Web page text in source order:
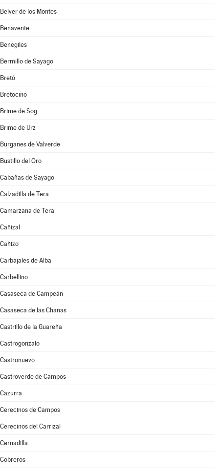
Belver de los Montes
Benavente
Benegiles
Bermillo de Sayago
Bretó
Bretocino
Brime de Sog
Brime de Urz
Burganes de Valverde
Bustillo del Oro
Cabañas de Sayago
Calzadilla de Tera
Camarzana de Tera
Cañizal
Cañizo
Carbajales de Alba
Carbellino
Casaseca de Campeán
Casaseca de las Chanas
Castrillo de la Guareña
Castrogonzalo
Castronuevo
Castroverde de Campos
Cazurra
Cerecinos de Campos
Cerecinos del Carrizal
Cernadilla
Cobreros